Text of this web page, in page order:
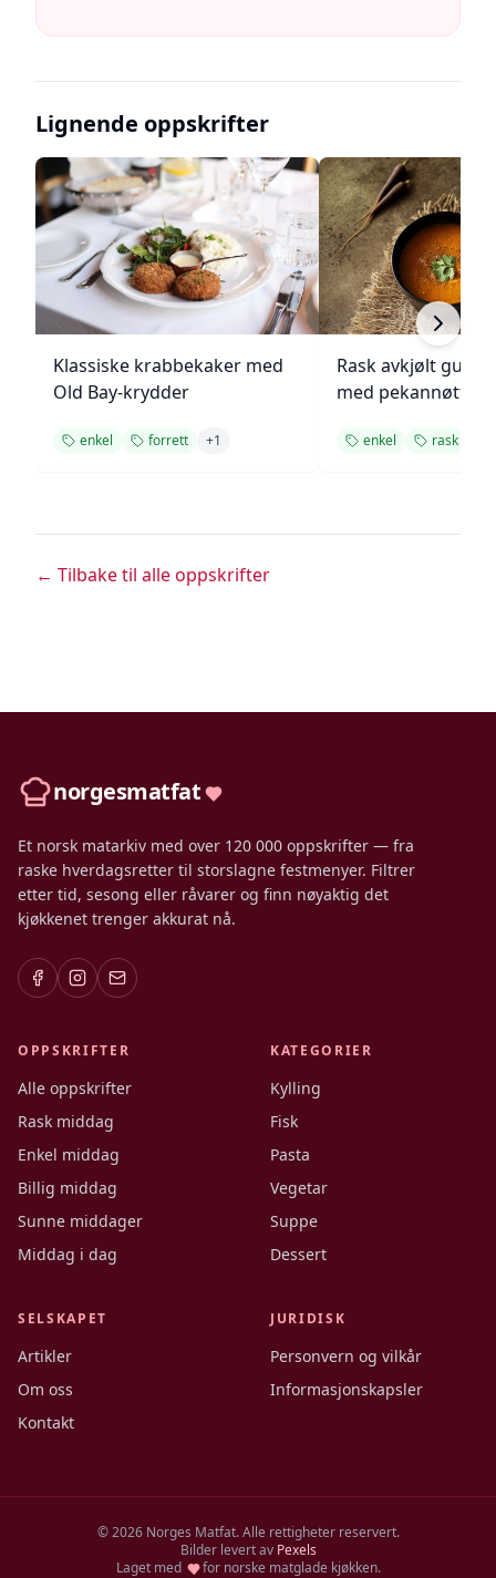
Lignende oppskrifter
Klassiske krabbekaker med
Old Bay-krydder
enkel forrett +1
Rask avkjølt
med pekannøtter
enkel rask
← Tilbake til alle oppskrifter
norgesmatfat
Et norsk matarkiv med over 120 000 oppskrifter — fra
raske hverdagsretter til storslagne festmenyer. Filtrer
etter tid, sesong eller råvarer og finn nøyaktig det
kjøkkenet trenger akkurat nå.
OPPSKRIFTER
Alle oppskrifter
Rask middag
Enkel middag
Billig middag
Sunne middager
Middag i dag
KATEGORIER
Kylling
Fisk
Pasta
Vegetar
Suppe
Dessert
SELSKAPET
Artikler
Om oss
Kontakt
JURIDISK
Personvern og vilkår
Informasjonskapsler
©2026Norges Matfat. Alle rettigheter reservert.
Bilder levert av Pexels
Laget med
for norske matglade kjøkken.